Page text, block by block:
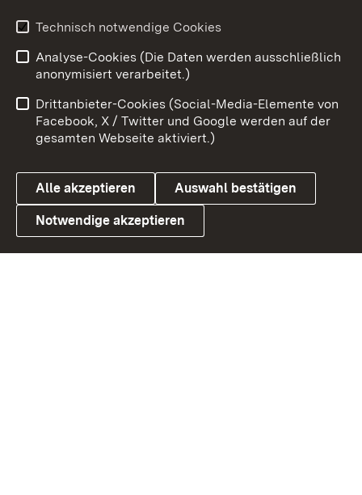
Link zum Landesportal
Impressum
Kontakt
Barrierefreiheit
Datenschutz
Cookies
Technisch notwendige Cookies
Analyse-Cookies (Die Daten werden ausschließlich
anonymisiert verarbeitet.)
Drittanbieter-Cookies (Social-Media-Elemente von
Facebook, X / Twitter und Google werden auf der
gesamten Webseite aktiviert.)
Alle akzeptieren Auswahl bestätigen
Notwendige akzeptieren